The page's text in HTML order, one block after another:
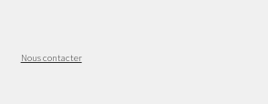
Nous contacter